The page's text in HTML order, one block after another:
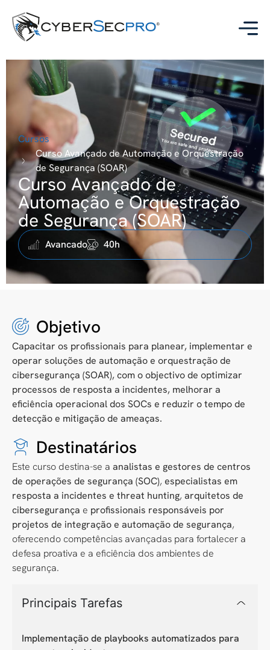
Cursos
Curso Avançado de Automação e Orquestração
de Segurança (SOAR)
Curso Avançado de
Automação e Orquestração
de Segurança (SOAR)
Avancado 40h
Objetivo
Capacitar os profissionais para planear, implementar e
operar soluções de automação e orquestração de
cibersegurança (SOAR), com o objectivo de optimizar
processos de resposta a incidentes, melhorar a
eficiência operacional dos SOCs e reduzir o tempo de
detecção e mitigação de ameaças.
Destinatários
Este curso destina-se a analistas e gestores de centros
de operações de segurança (SOC), especialistas em
resposta a incidentes e threat hunting, arquitetos de
cibersegurança e profissionais responsáveis por
projetos de integração e automação de segurança,
oferecendo competências avançadas para fortalecer a
defesa proativa e a eficiência dos ambientes de
segurança.
Principais Tarefas
Implementação de playbooks automatizados para